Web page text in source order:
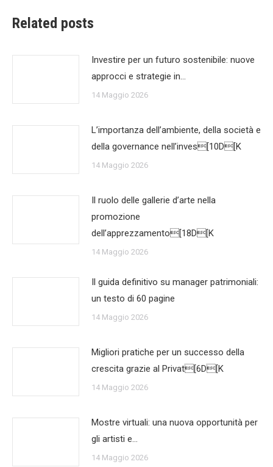
Related posts
Investire per un futuro sostenibile: nuove
approcci e strategie in…
14 Maggio 2026
L’importanza dell’ambiente, della società e
della governance nell’inves[10D[K
14 Maggio 2026
Il ruolo delle gallerie d’arte nella
promozione
dell’apprezzamento[18D[K
14 Maggio 2026
Il guida definitivo su manager patrimoniali:
un testo di 60 pagine
14 Maggio 2026
Migliori pratiche per un successo della
crescita grazie al Privat[6D[K
14 Maggio 2026
Mostre virtuali: una nuova opportunità per
gli artisti e…
14 Maggio 2026